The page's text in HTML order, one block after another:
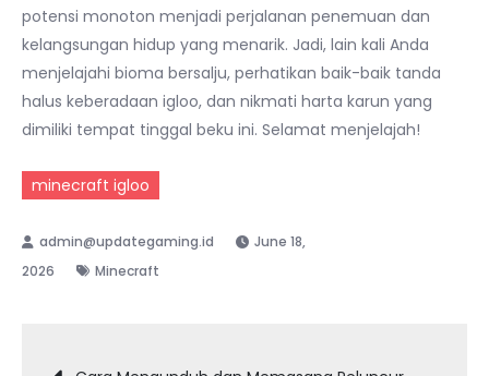
potensi monoton menjadi perjalanan penemuan dan
kelangsungan hidup yang menarik. Jadi, lain kali Anda
menjelajahi bioma bersalju, perhatikan baik-baik tanda
halus keberadaan igloo, dan nikmati harta karun yang
dimiliki tempat tinggal beku ini. Selamat menjelajah!
minecraft igloo
June 18,
2026
Minecraft